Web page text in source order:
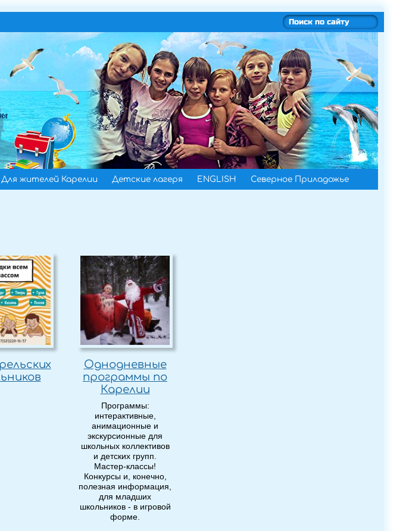
Для жителей Карелии Детские лагеря ENGLISH Северное Приладожье
Однодневные
программы по
Карелии
Программы:
интерактивные,
анимационные и
экскурсионные для
школьных коллективов
и детских групп.
Мастер-классы!
Конкурсы и, конечно,
полезная информация,
для младших
школьников - в игровой
форме.